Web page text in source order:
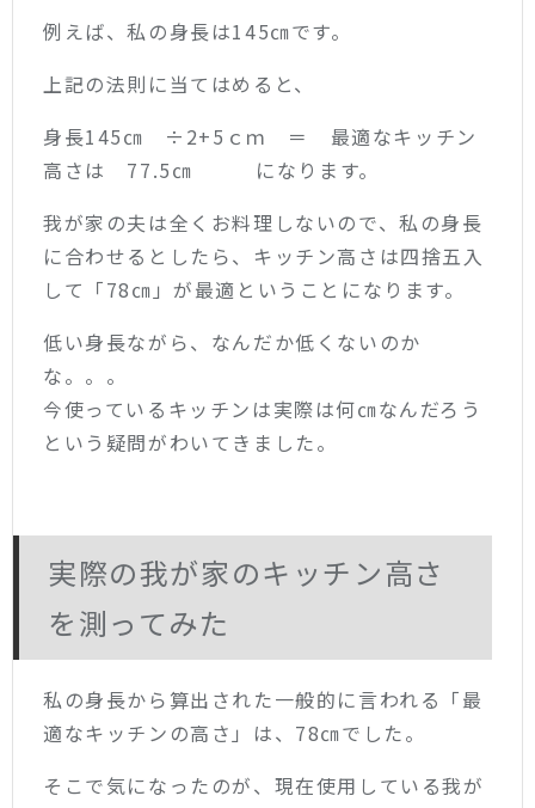
例えば、私の身長は145㎝です。
上記の法則に当てはめると、
身長145㎝ ÷2+5ｃｍ ＝ 最適なキッチン
高さは 77.5㎝ になります。
我が家の夫は全くお料理しないので、私の身長
に合わせるとしたら、キッチン高さは四捨五入
して「78㎝」が最適ということになります。
低い身長ながら、なんだか低くないのか
な。。。
今使っているキッチンは実際は何㎝なんだろう
という疑問がわいてきました。
実際の我が家のキッチン高さ
を測ってみた
私の身長から算出された一般的に言われる「最
適なキッチンの高さ」は、78㎝でした。
そこで気になったのが、現在使用している我が